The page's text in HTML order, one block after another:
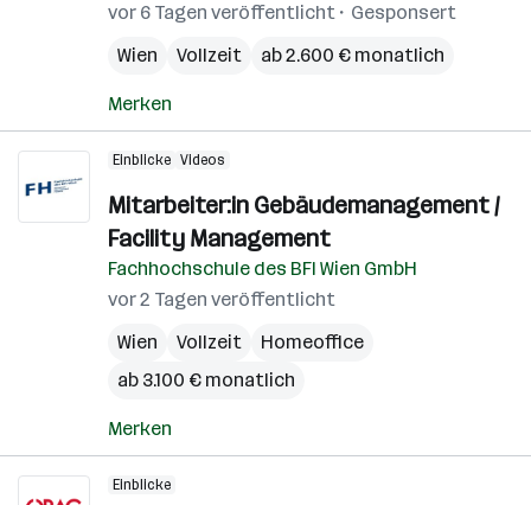
vor 6 Tagen veröffentlicht
Gesponsert
Wien
Vollzeit ab 2.600 € monatlich
Merken
Einblicke Videos
Mitarbeiter:in Gebäudemanagement /
Facility Management
Fachhochschule des BFI Wien GmbH
vor 2 Tagen veröffentlicht
Wien
Vollzeit
Homeoffice
ab 3.100 € monatlich
Merken
Einblicke